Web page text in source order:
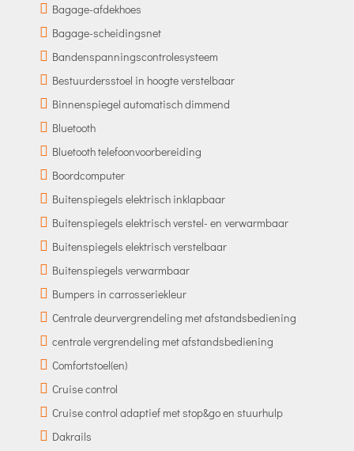
Bagage-afdekhoes
Bagage-scheidingsnet
Bandenspanningscontrolesysteem
Bestuurdersstoel in hoogte verstelbaar
Binnenspiegel automatisch dimmend
Bluetooth
Bluetooth telefoonvoorbereiding
Boordcomputer
Buitenspiegels elektrisch inklapbaar
Buitenspiegels elektrisch verstel- en verwarmbaar
Buitenspiegels elektrisch verstelbaar
Buitenspiegels verwarmbaar
Bumpers in carrosseriekleur
Centrale deurvergrendeling met afstandsbediening
centrale vergrendeling met afstandsbediening
Comfortstoel(en)
Cruise control
Cruise control adaptief met stop&go en stuurhulp
Dakrails